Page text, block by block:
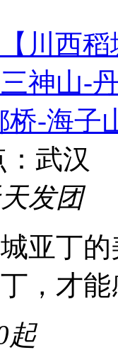
川西
神山-
桥-海子
武汉
发团
亚丁
，才能
起